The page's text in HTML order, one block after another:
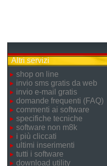
Altri servizi
shop on line
invio sms gratis da web
invio e-mail gratis
domande frequenti (FAQ)
commenti ai software
specifiche tecniche
software non m8k
i più cliccati
ultimi inserimenti
tutti i software
download utility